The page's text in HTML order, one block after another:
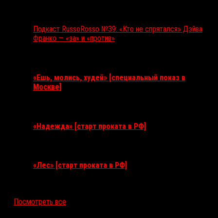
Подкаст RussoRosso №39: «Кто не спрятался» Дэйва
Франко — «за» и «против»
«Ешь, молись, худей» [специальный показ в
Москве]
«Надежда» [старт проката в РФ]
«Лес» [старт проката в РФ]
Посмотреть все